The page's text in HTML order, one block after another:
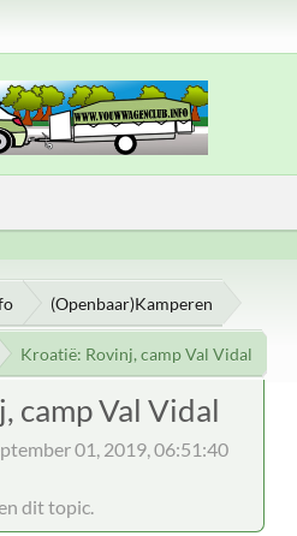
(Openbaar)Kamperen
Kroatië: Rovinj, camp Val Vidal
camp Val Vidal
01, 2019, 06:51:40
dit topic.